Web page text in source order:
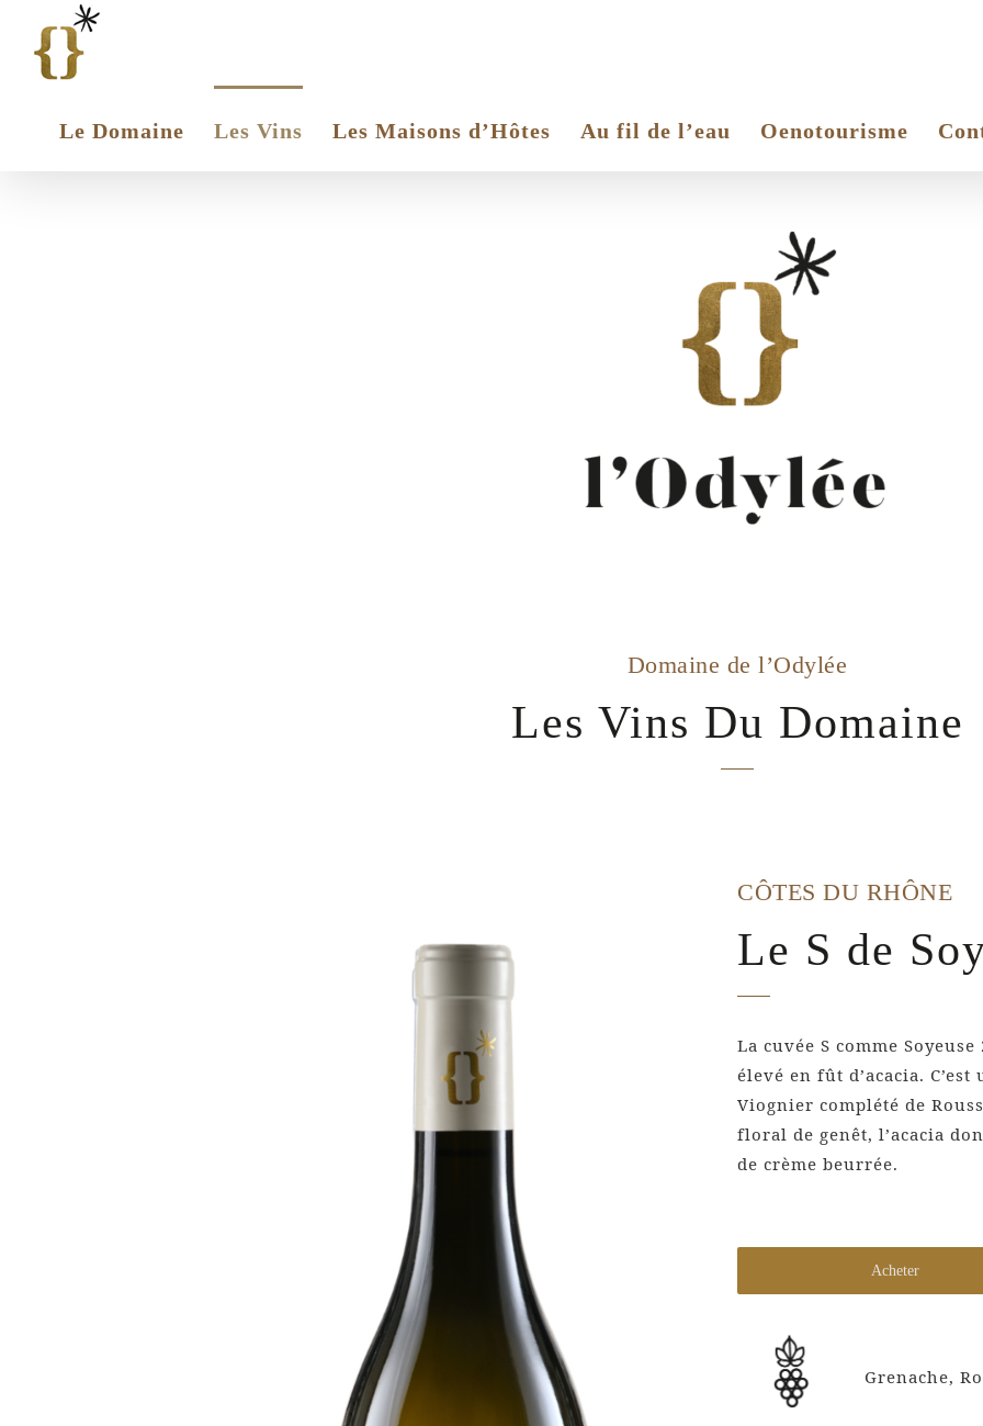
contenu
Le Domaine Les Vins Les Maisons d’Hôtes Au fil de l’eau Oenotourisme
Domaine de l’Odylée
Les Vins Du Domaine
CÔTES DU RHÔNE
Le S de
La cuvée S comme
élevé en fût d’acacia.
Viognier complété de
floral de genêt, l’acacia
de crème beurrée.
Acheter
Grenache,